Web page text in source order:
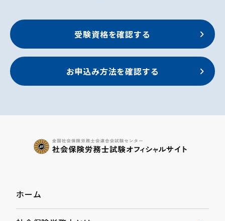
受験資格を確認する
お申込み方法を確認する
ホーム